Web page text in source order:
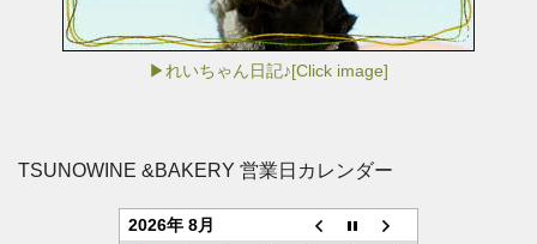
▶れいちゃん日記♪[Click image]
TSUNOWINE &BAKERY 営業日カレンダー
2026年 8月